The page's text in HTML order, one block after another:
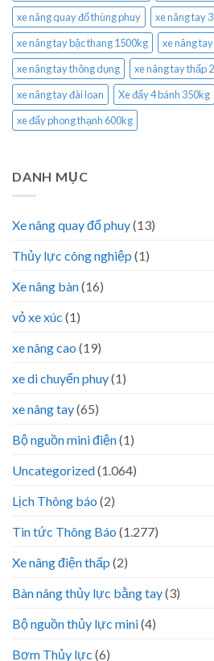
xe nâng quay đổ thùng phuy
xe nâng tay
xe nâng tay bậc thang 1500kg
xe nâng
xe nâng tay thông dụng
xe nâng tay thấp
xe nâng tay đài loan
Xe đẩy 4 bánh 350kg
xe đẩy phong thạnh 600kg
DANH MỤC
Xe nâng quay đổ phuy(13)
Thủy lực công nghiệp (1)
Xe nâng bàn(16)
vỏ xe xúc (1)
xe nâng cao (19)
xe di chuyển phuy(1)
xe nâng tay(65)
Bộ nguồn mini điện(1)
Uncategorized(1.064)
Lịch Thông báo (2)
Tin tức Thông Báo (1.277)
Xe nâng điện thấp (2)
Bàn nâng thủy lực bằng tay(3)
Bộ nguồn thủy lực mini(4)
Bơm Thủy lực (6)